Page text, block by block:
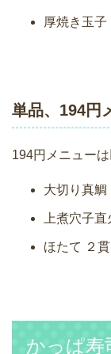
厚焼き玉子
単品、194円
194円メニューは
大切り真鯛
上煮穴子
ほたて ２貫
かっぱ寿